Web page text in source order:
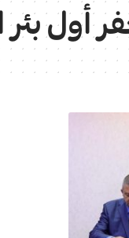
أول